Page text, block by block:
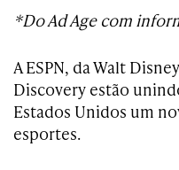
*Do Ad Age com
A ESPN, da Walt
Discovery estão
Estados Unidos um
esportes.